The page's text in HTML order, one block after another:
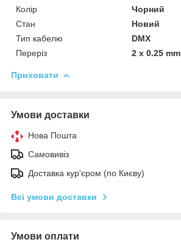
Колір
Чорний
Стан
Новий
Тип кабелю
DMX
Переріз
2 x 0.25 mm
Приховати
Умови доставки
Нова Пошта
Самовивіз
Доставка кур'єром (по Києву)
Всі умови доставки
Умови оплати